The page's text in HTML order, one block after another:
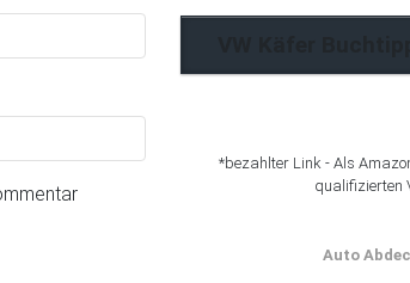
*bezahlter Link - Als
qualifizierten
Auto